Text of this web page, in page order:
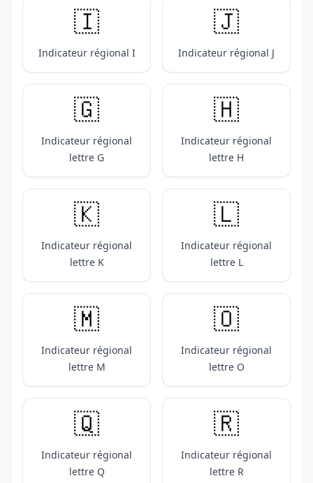
🇮
Indicateur régional I
🇯
Indicateur régional J
🇬
Indicateur régional
lettre G
🇭
Indicateur régional
lettre H
🇰
Indicateur régional
lettre K
🇱
Indicateur régional
lettre L
🇲
Indicateur régional
lettre M
🇴
Indicateur régional
lettre O
🇶
Indicateur régional
lettre Q
🇷
Indicateur régional
lettre R